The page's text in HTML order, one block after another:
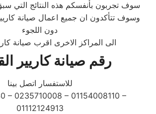
سوف تجربون بأنفسكم هذه النتائج التي
وسوف تتأكدون ان جميع اعمال صيانة
دون اللجوء
الى المراكز الاخرى اقرب صيانة
رقم صيانة كاريير
للاستفسار اتصل بينا
– 0235710008 – 01154008110 –
01112124913